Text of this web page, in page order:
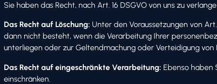
Sie haben das Recht, nach Art. 16 DSGVO von uns zu
Das Recht auf Löschung: Unter den Voraussetzungen von
dann nicht besteht, wenn die Verarbeitung Ihrer
unterliegen oder zur Geltendmachung oder Verteidigung von
Das Recht auf eingeschränkte Verarbeitung: Ebenso haben
einschränken.